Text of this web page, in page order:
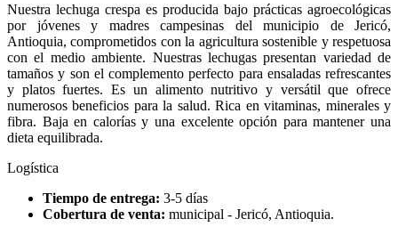
Nuestra lechuga crespa es producida bajo prácticas agroecológicas
por jóvenes y madres campesinas del municipio de Jericó,
Antioquia, comprometidos con la agricultura sostenible y respetuosa
con el medio ambiente. Nuestras lechugas presentan variedad de
tamaños y son el complemento perfecto para ensaladas refrescantes
y platos fuertes. Es un alimento nutritivo y versátil que ofrece
numerosos beneficios para la salud. Rica en vitaminas, minerales y
fibra. Baja en calorías y una excelente opción para mantener una
dieta equilibrada.
Logística
Tiempo de entrega: 3-5 días
Cobertura de venta: municipal - Jericó, Antioquia.